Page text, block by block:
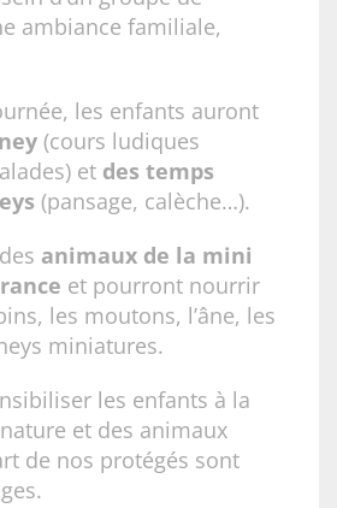
ambiance familiale,
les enfants auront
(cours ludiques
et des temps
(pansage, calèche…).
animaux de la mini
et pourront nourrir
les moutons, l’âne, les
miniatures.
les enfants à la
et des animaux
de nos protégés sont